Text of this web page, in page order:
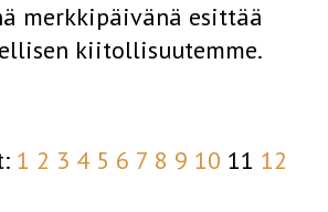
merkkipäivänä esittää
kiitollisuutemme.
1 2 3 4 5 6 7 8 9 10 11 12